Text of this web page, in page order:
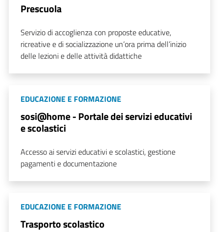
Prescuola
Servizio di accoglienza con proposte educative,
ricreative e di socializzazione un’ora prima dell’inizio
delle lezioni e delle attività didattiche
EDUCAZIONE E FORMAZIONE
sosi@home - Portale dei servizi educativi
e scolastici
Accesso ai servizi educativi e scolastici, gestione
pagamenti e documentazione
EDUCAZIONE E FORMAZIONE
Trasporto scolastico